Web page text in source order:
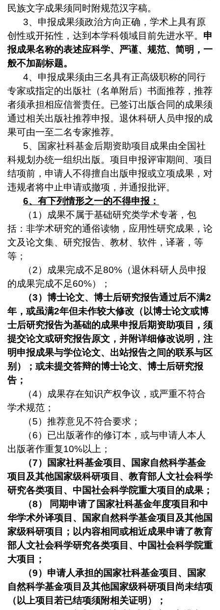
民族文字成果须同时附规范汉字稿。
3、 申报成果须政治方向正确，学术上具有原
创性或开拓性，达到本学科领域目前先进水平。 申
报成果名称的表述应科学、严谨、规范、简明，一
般不加副标题。
4、申报成果须由三名具有正高级职称的同行
专家或指定的出版社（名单附后）书面推荐，推荐
者须承担相应信誉责任。已签订出版合同的成果须
通过相关出版社推荐申报。退休科研人员申报的成
果可由一至二名专家推荐。
5、
国家社科基金后期资助项目成果由全国社
科规划办统一组织出版。项目申报评审期间、项目
结项前，申请人不得擅自出版申报或立项成果，对
违规者将中止申请或撤项，并通报批评。
6、 有下列情形之一的不得申报 ：
（1）成果不属于基础研究类学术专著，包
括：非学术研究的通俗读物，应用性研究成果，论
文及论文集、研究报告、教材、软件，译著，等
等；
（2）成果完成不足80% （退休科研人员申报
的成果完成不足60%）；
（3）博士论文、博士后研究报告通过后不满2
年，或虽满2年但未作较大修改（以博士论文或博
士后研究报告为基础的成果申报后期资助项目，须
提交论文或研究报告原文，并附详细修改说明，注
明申报成果与学位论文、出站报告之间的联系与区
别）；或未提交答辩的博士论文、博士后研究报
告；
（4）成果存在知识产权争议，或严重不符合
学术规范；
（5）推荐意见不符合要求；
（6）已出版著作的修订本，或与申请人本人
出版著作重复10%以上；
（7）国家社科基金项目、国家自然科学基金
项目及其他国家级科研项目、教育部人文社会科学
研究各类项目、中国社会科学院重大项目的成果；
（8）
同期申请了国家社科基金年度项目和中
华学术外译项目、国家自然科学基金项目及其他国
家级科研项目；以内容相同或相近成果申请了教育
部人文社会科学研究各类项目、中国社会科学院重
大项目；
（9）申请人承担的国家社科基金项目、国家
自然科学基金项目及其他国家级科研项目尚未结项
（以上项目若已结项须附相关证明）；